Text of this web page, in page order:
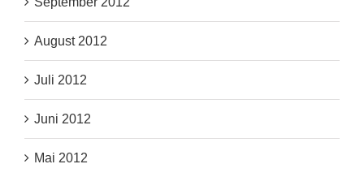
August 2012
Juli 2012
Juni 2012
Mai 2012